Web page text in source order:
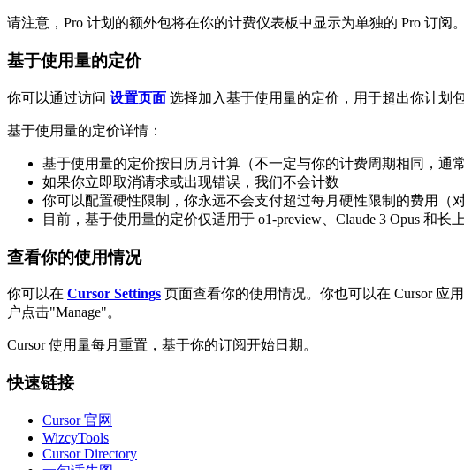
请注意，Pro 计划的额外包将在你的计费仪表板中显示为单独的 Pro 订阅。
基于使用量的定价
你可以通过访问 设置页面 选择加入基于使用量的定价，用于超出你计划
基于使用量的定价详情：
基于使用量的定价按日历月计算（不一定与你的计费周期相同，通
如果你立即取消请求或出现错误，我们不会计数
你可以配置硬性限制，你永远不会支付超过每月硬性限制的费用（
目前，基于使用量的定价仅适用于 o1-preview、Claude 3 Opus 和长
查看你的使用情况
你可以在 Cursor Settings 页面查看你的使用情况。你也可以在 Cursor 应
户点击"Manage"。
Cursor 使用量每月重置，基于你的订阅开始日期。
快速链接
Cursor 官网
WizcyTools
Cursor Directory